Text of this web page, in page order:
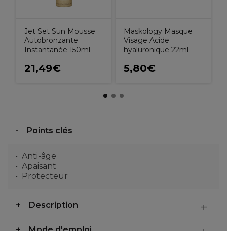
Jet Set Sun Mousse
Autobronzante
Instantanée 150ml
21,49€
Maskology Masque
Visage Acide
hyaluronique 22ml
5,80€
Points clés
Anti-âge
Apaisant
Protecteur
Description